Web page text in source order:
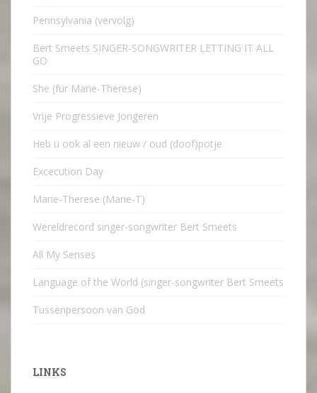
Pennsylvania (vervolg)
Bert Smeets SINGER-SONGWRITER LETTING IT ALL
GO
She (für Marie-Therese)
Vrije Progressieve Jongeren
Heb u ook al een nieuw / oud (doof)potje
Excecution Day
Marie-Therese (Marie-T)
Wereldrecord singer-songwriter Bert Smeets
All My Senses
Language of the World (singer-songwriter Bert Smeets
Tussenpersoon van God
LINKS